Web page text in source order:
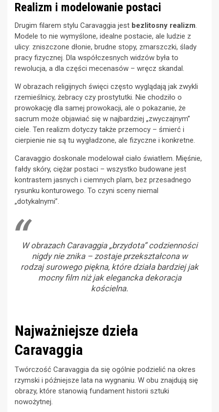
Realizm i modelowanie postaci
Drugim filarem stylu Caravaggia jest bezlitosny realizm.
Modele to nie wymyślone, idealne postacie, ale ludzie z
ulicy: zniszczone dłonie, brudne stopy, zmarszczki, ślady
pracy fizycznej. Dla współczesnych widzów była to
rewolucja, a dla części mecenasów – wręcz skandal.
W obrazach religijnych święci często wyglądają jak zwykli
rzemieślnicy, żebracy czy prostytutki. Nie chodziło o
prowokację dla samej prowokacji, ale o pokazanie, że
sacrum może objawiać się w najbardziej „zwyczajnym”
ciele. Ten realizm dotyczy także przemocy – śmierć i
cierpienie nie są tu wygładzone, ale fizyczne i konkretne.
Caravaggio doskonale modelował ciało światłem. Mięśnie,
fałdy skóry, ciężar postaci – wszystko budowane jest
kontrastem jasnych i ciemnych plam, bez przesadnego
rysunku konturowego. To czyni sceny niemal
„dotykalnymi”.
W obrazach Caravaggia „brzydota” codzienności
nigdy nie znika – zostaje przekształcona w
rodzaj surowego piękna, które działa bardziej jak
mocny film niż jak elegancka dekoracja
kościelna.
Najważniejsze dzieła
Caravaggia
Twórczość Caravaggia da się ogólnie podzielić na okres
rzymski i późniejsze lata na wygnaniu. W obu znajdują się
obrazy, które stanowią fundament historii sztuki
nowożytnej.